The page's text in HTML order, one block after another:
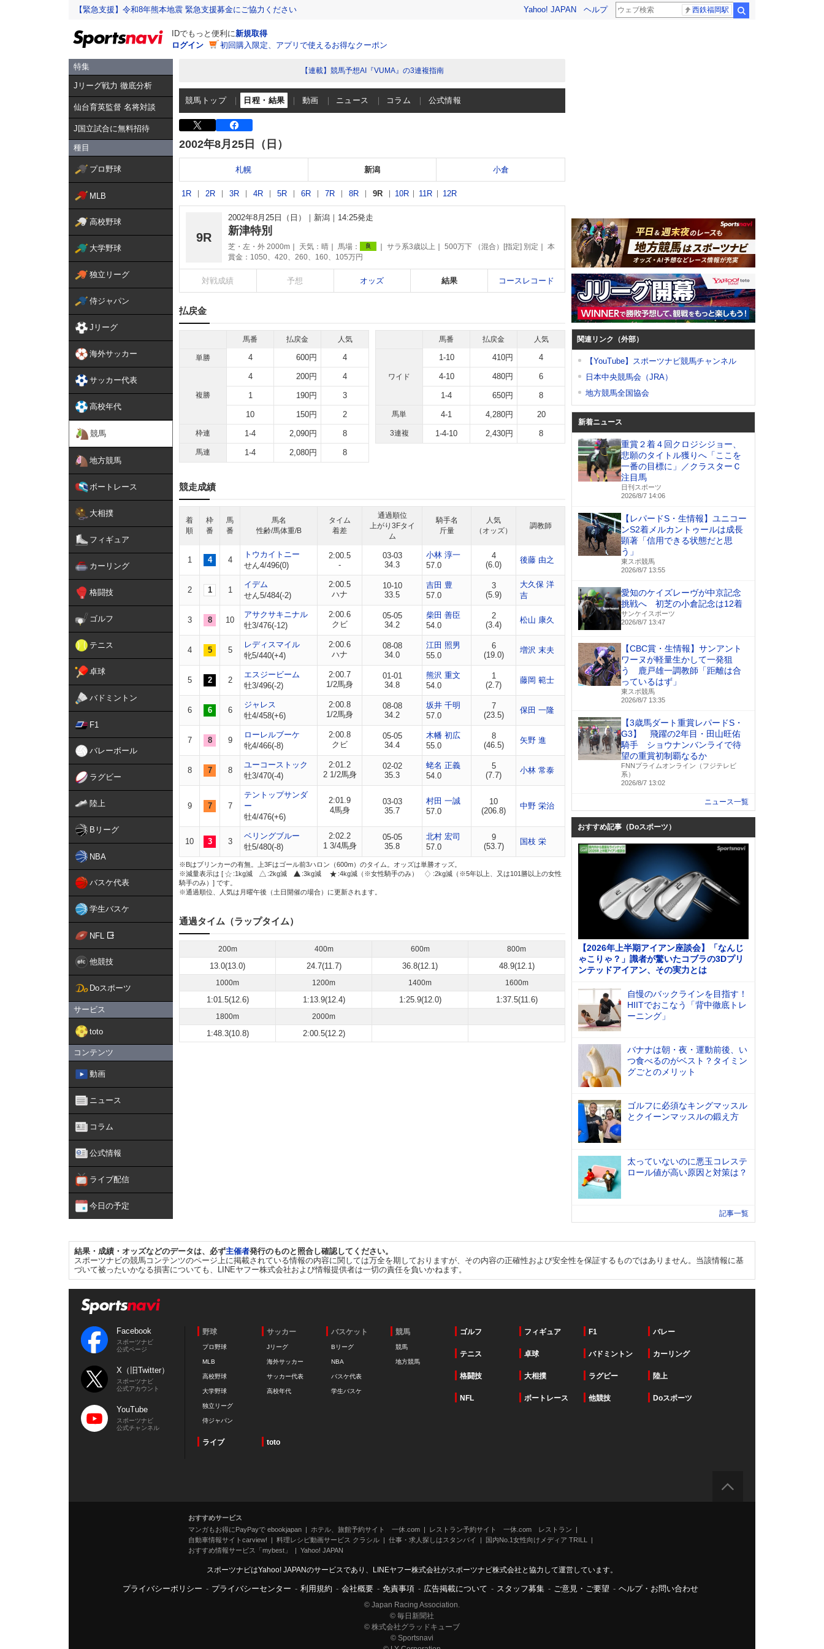
【緊急支援】令和8年熊本地震 緊急支援募金にご協力ください Yahoo! JAPAN ヘルプ 西鉄福岡駅
IDでもっと便利に新規取得
ログイン
初回購入限定、アプリで使えるお得なクーポン
特集
Jリーグ戦力 徹底分析
仙台育英監督 名将対談
J国立試合に無料招待
種目
プロ野球
MLB
高校野球
大学野球
独立リーグ
侍ジャパン
Jリーグ
海外サッカー
サッカー代表
高校年代
競馬
地方競馬
ボートレース
大相撲
フィギュア
カーリング
格闘技
ゴルフ
テニス
卓球
バドミントン
F1
バレーボール
ラグビー
陸上
Bリーグ
NBA
バスケ代表
学生バスケ
NFL
他競技
Doスポーツ
サービス
toto
コンテンツ
動画
ニュース
コラム
公式情報
ライブ配信
今日の予定
【連載】競馬予想AI『VUMA』の3連複指南
競馬トップ 日程・結果 動画 ニュース コラム 公式情報
2002年8月25日（日）
札幌 新潟 小倉
1R 2R 3R 4R 5R 6R 7R 8R 9R 10R 11R 12R
9R
2002年8月25日（日） 新潟 14:25発走
新津特別
芝・左・外 2000m 天気： 晴 馬場： 良 サラ系3歳以上 500万下 （混合）[指定] 別定
本
賞金：1050、420、260、160、105万円
対戦成績 予想 オッズ 結果 コースレコード
払戻金
馬番 払戻金 人気
単勝 4 600円 4
複勝
4 200円 4
1 190円 3
10 150円 2
枠連 1-4 2,090円 8
馬連 1-4 2,080円 8
馬番 払戻金 人気
ワイド
1-10 410円 4
4-10 480円 6
1-4 650円 8
馬単 4-1 4,280円 20
3連複 1-4-10 2,430円 8
競走成績
着
順
枠
番
馬
番
馬名
性齢/馬体重/B
タイム
着差
通過順位
上がり3Fタイ
ム
騎手名
斤量
人気
（オッズ）
調教師
1 4 4
トウカイトニー
せん4/496(0)
2:00.5
-
03-03
34.3
小林 淳一
57.0
4
(6.0)
後藤 由之
2 1 1
イデム
せん5/484(-2)
2:00.5
ハナ
10-10
33.5
吉田 豊
57.0
3
(5.9)
大久保 洋
吉
3 8 10
アサクサキニナル
牡3/476(-12)
2:00.6
クビ
05-05
34.2
柴田 善臣
54.0
2
(3.4)
松山 康久
4 5 5
レディスマイル
牝5/440(+4)
2:00.6
ハナ
08-08
34.0
江田 照男
55.0
6
(19.0)
増沢 末夫
5 2 2
エスジービーム
牡3/496(-2)
2:00.7
1/2馬身
01-01
34.8
熊沢 重文
54.0
1
(2.7)
藤岡 範士
6 6 6
ジャレス
牡4/458(+6)
2:00.8
1/2馬身
08-08
34.2
坂井 千明
57.0
7
(23.5)
保田 一隆
7 8 9
ローレルブーケ
牝4/466(-8)
2:00.8
クビ
05-05
34.4
木幡 初広
55.0
8
(46.5)
矢野 進
8 7 8
ユーコーストック
牡3/470(-4)
2:01.2
2 1/2馬身
02-02
35.3
蛯名 正義
54.0
5
(7.7)
小林 常泰
9 7 7
テントップサンダ
ー
牡4/476(+6)
2:01.9
4馬身
03-03
35.7
村田 一誠
57.0
10
(206.8)
中野 栄治
10 3 3
ベリングブルー
牡5/480(-8)
2:02.2
1 3/4馬身
05-05
35.8
北村 宏司
57.0
9
(53.7)
国枝 栄
※Bはブリンカーの有無。上3Fはゴール前3ハロン（600m）のタイム。オッズは単勝オッズ。
※減量表示は [
:1kg減 :2kg減 :3kg減 :4kg減（※女性騎手のみ）
:2kg減（※5年以上、又は101勝以上の女性
騎手のみ）] です。
※通過順位、人気は月曜午後（土日開催の場合）に更新されます。
通過タイム（ラップタイム）
200m 400m 600m 800m
13.0(13.0) 24.7(11.7) 36.8(12.1) 48.9(12.1)
1000m 1200m 1400m 1600m
1:01.5(12.6) 1:13.9(12.4) 1:25.9(12.0) 1:37.5(11.6)
1800m 2000m
1:48.3(10.8) 2:00.5(12.2)
関連リンク（外部）
【YouTube】スポーツナビ競馬チャンネル
日本中央競馬会（JRA）
地方競馬全国協会
新着ニュース
重賞２着４回クロジシジョー、
悲願のタイトル獲りへ「ここを
一番の目標に」／クラスターＣ
注目馬
日刊スポーツ
2026/8/7 14:06
【レパードS・生情報】ユニコー
ンS2着メルカントゥールは成長
顕著「信用できる状態だと思
う」
東スポ競馬
2026/8/7 13:55
愛知のケイズレーヴが中京記念
挑戦へ 初芝の小倉記念は12着
サンケイスポーツ
2026/8/7 13:47
【CBC賞・生情報】サンアント
ワーヌが軽量生かして一発狙
う 鹿戸雄一調教師「距離は合
っているはず」
東スポ競馬
2026/8/7 13:35
【3歳馬ダート重賞レパードS・
G3】 飛躍の2年目・田山旺佑
騎手 ショウナンバンライで待
望の重賞初制覇なるか
FNNプライムオンライン（フジテレビ
系）
2026/8/7 13:02
ニュース一覧
おすすめ記事（Doスポーツ）
【2026年上半期アイアン座談会】「なんじ
ゃこりゃ？」識者が驚いたコブラの3Dプリ
ンテッドアイアン、その実力とは
自慢のバックラインを目指す！
HIITでおこなう「背中徹底トレ
ーニング」
バナナは朝・夜・運動前後、い
つ食べるのがベスト？タイミン
グごとのメリット
ゴルフに必須なキングマッスル
とクイーンマッスルの鍛え方
太っていないのに悪玉コレステ
ロール値が高い原因と対策は？
記事一覧
結果・成績・オッズなどのデータは、必ず主催者発行のものと照合し確認してください。
スポーツナビの競馬コンテンツのページ上に掲載されている情報の内容に関しては万全を期しておりますが、その内容の正確性および安全性を保証するものではありません。当該情報に基
づいて被ったいかなる損害についても、LINEヤフー株式会社および情報提供者は一切の責任を負いかねます。
Facebook
スポーツナビ
公式ページ
X（旧Twitter）
スポーツナビ
公式アカウント
YouTube
スポーツナビ
公式チャンネル
野球
プロ野球
MLB
高校野球
大学野球
独立リーグ
侍ジャパン
サッカー
Jリーグ
海外サッカー
サッカー代表
高校年代
バスケット
Bリーグ
NBA
バスケ代表
学生バスケ
競馬
競馬
地方競馬
ゴルフ フィギュア F1 バレー
テニス 卓球 バドミントン カーリング
格闘技 大相撲 ラグビー 陸上
NFL ボートレース 他競技 Doスポーツ
ライブ toto
おすすめサービス
マンガもお得にPayPayで ebookjapan
ホテル、旅館予約サイト 一休.com
レストラン予約サイト 一休.com レストラン
自動車情報サイトcarview!
料理レシピ動画サービス クラシル 仕事・求人探しはスタンバイ
国内No.1女性向けメディア TRILL
おすすめ情報サービス「mybest」
Yahoo! JAPAN
スポーツナビはYahoo! JAPANのサービスであり、LINEヤフー株式会社がスポーツナビ株式会社と協力して運営しています。
プライバシーポリシー - プライバシーセンター - 利用規約 - 会社概要 - 免責事項 - 広告掲載について - スタッフ募集 - ご意見・ご要望 - ヘルプ・お問い合わせ
© Japan Racing Association.
© 毎日新聞社
© 株式会社グラッドキューブ
© Sportsnavi